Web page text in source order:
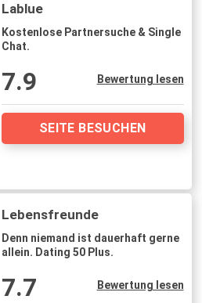
Lablue
Kostenlose Partnersuche & Single
Chat.
7.9 Bewertung lesen
SEITE BESUCHEN
Lebensfreunde
Denn niemand ist dauerhaft gerne
allein. Dating 50 Plus.
7.7 Bewertung lesen